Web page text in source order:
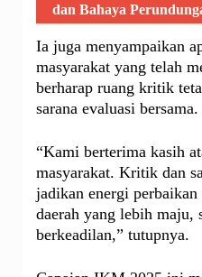
dan Bahaya
Ia juga menyampaikan
masyarakat yang telah
berharap ruang kritik
sarana evaluasi bersama.
“Kami berterima kasih
masyarakat. Kritik dan
jadikan energi
daerah yang lebih maju,
berkeadilan,” tutupnya.